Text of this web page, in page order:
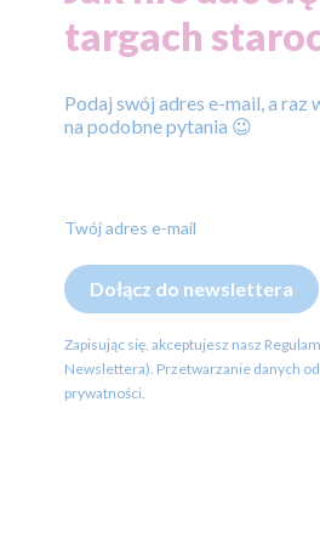
targach
Podaj swój adres e-mail, a
na podobne pytania 😉
Twój adres e-mail
Dołącz do newslettera
Zapisując się, akceptujesz nasz
Newslettera). Przetwarzanie danych
prywatności.